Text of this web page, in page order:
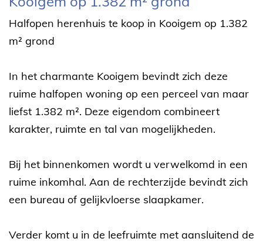
Halfopen herenhuis te koop in Kooigem op 1.382
m² grond
In het charmante Kooigem bevindt zich deze
ruime halfopen woning op een perceel van maar
liefst 1.382 m². Deze eigendom combineert
karakter, ruimte en tal van mogelijkheden.
Bij het binnenkomen wordt u verwelkomd in een
ruime inkomhal. Aan de rechterzijde bevindt zich
een bureau of gelijkvloerse slaapkamer.
Verder komt u in de leefruimte met aansluitend de